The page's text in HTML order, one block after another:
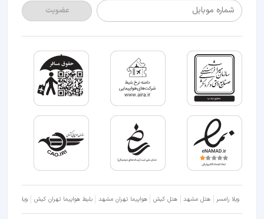
شماره موبایل عضویت
ویلا رامسر هتل مشهد هتل کیش هواپیما تهران مشهد بلیط هواپیما تهران کیش ویلا شمال